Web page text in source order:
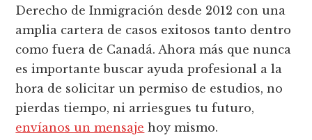
Derecho de Inmigración desde 2012 con una
amplia cartera de casos exitosos tanto dentro
como fuera de Canadá. Ahora más que nunca
es importante buscar ayuda profesional a la
hora de solicitar un permiso de estudios, no
pierdas tiempo, ni arriesgues tu futuro,
envíanos un mensaje hoy mismo.